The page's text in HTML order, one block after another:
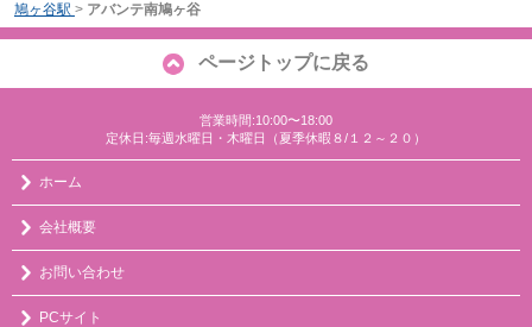
鳩ヶ谷駅 > アバンテ南鳩ヶ谷
ページトップに戻る
営業時間:10:00〜18:00
定休日:毎週水曜日・木曜日（夏季休暇８/１２～２０）
ホーム
会社概要
お問い合わせ
PCサイト